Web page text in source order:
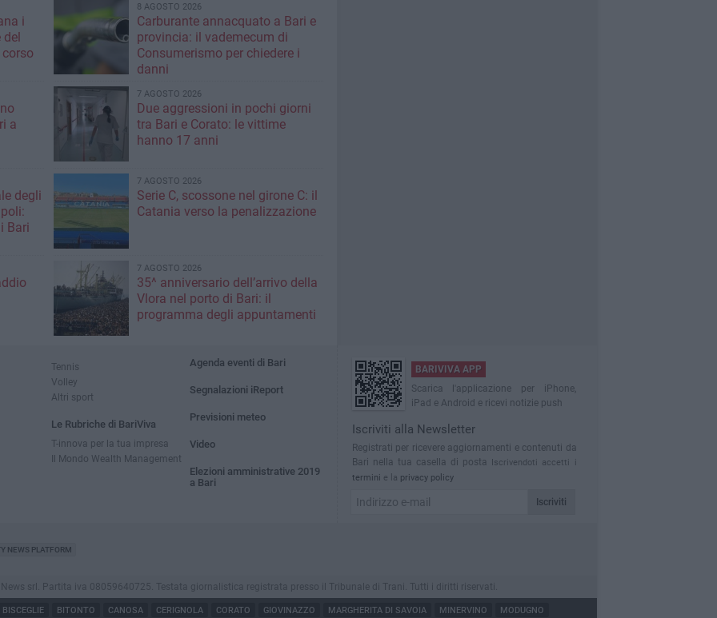
i
del
8 AGOSTO 2026
Carburante annacquato a Bari e
provincia: il vademecum di
Consumerismo per chiedere i
danni
a
7 AGOSTO 2026
Due aggressioni in pochi giorni
tra Bari e Corato: le vittime
hanno 17 anni
degli
Bari
7 AGOSTO 2026
Serie C, scossone nel girone C: il
Catania verso la penalizzazione
7 AGOSTO 2026
35^ anniversario dell’arrivo della
Vlora nel porto di Bari: il
programma degli appuntamenti
Tennis
Volley
Altri sport
Le Rubriche di BariViva
T-innova per la tua impresa
Il Mondo Wealth Management
Agenda eventi di Bari
Segnalazioni iReport
Previsioni meteo
Video
Elezioni amministrative 2019
a Bari
BARIVIVA APP
Scarica l'applicazione per iPhone,
iPad e Android e ricevi notizie push
Iscriviti alla Newsletter
Registrati per ricevere aggiornamenti e contenuti da
Bari nella tua casella di posta
Iscrivendoti accetti i
termini e la privacy policy
Iscriviti
NEWS PLATFORM
srl. Partita iva 08059640725. Testata giornalistica registrata presso il Tribunale di Trani. Tutti i diritti riservati.
BISCEGLIE BITONTO CANOSA CERIGNOLA CORATO GIOVINAZZO MARGHERITA DI SAVOIA MINERVINO MODUGNO